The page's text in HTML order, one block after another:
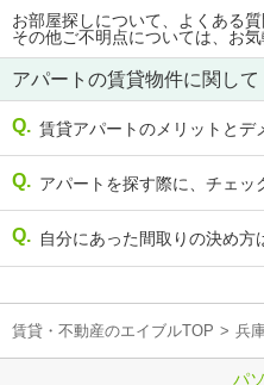
お部屋探しについて、よくある
その他ご不明点については、お
アパートの賃貸物件に関して
賃貸アパートのメリットとデ
アパートを探す際に、チェッ
自分にあった間取りの決め方
賃貸・不動産のエイブルTOP > 兵
パ